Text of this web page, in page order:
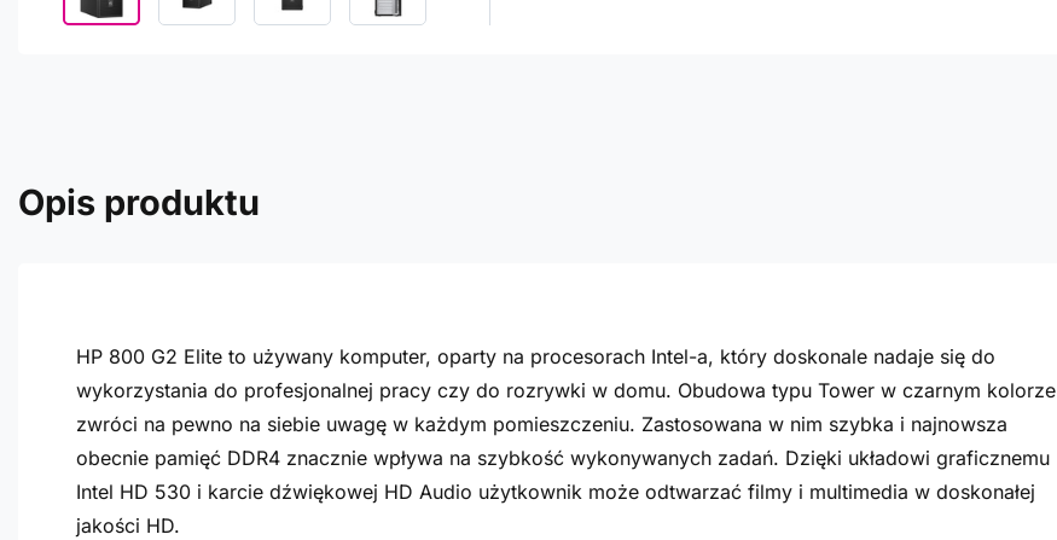
Opis produktu
HP 800 G2 Elite to używany komputer, oparty na procesorach Intel-a, który doskonale nadaje się do
wykorzystania do profesjonalnej pracy czy do rozrywki w domu. Obudowa typu Tower w czarnym kolorze
zwróci na pewno na siebie uwagę w każdym pomieszczeniu. Zastosowana w nim szybka i najnowsza
obecnie pamięć DDR4 znacznie wpływa na szybkość wykonywanych zadań. Dzięki układowi graficznemu
Intel HD 530 i karcie dźwiękowej HD Audio użytkownik może odtwarzać filmy i multimedia w doskonałej
jakości HD.